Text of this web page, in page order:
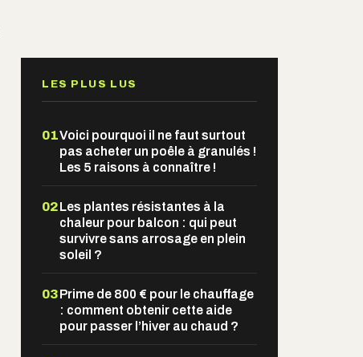
LES PLUS LUS
01Voici pourquoi il ne faut surtout
pas acheter un poêle à granulés !
Les 5 raisons à connaître !
02Les plantes résistantes à la
chaleur pour balcon : qui peut
survivre sans arrosage en plein
soleil ?
03Prime de 800 € pour le chauffage
: comment obtenir cette aide
pour passer l’hiver au chaud ?